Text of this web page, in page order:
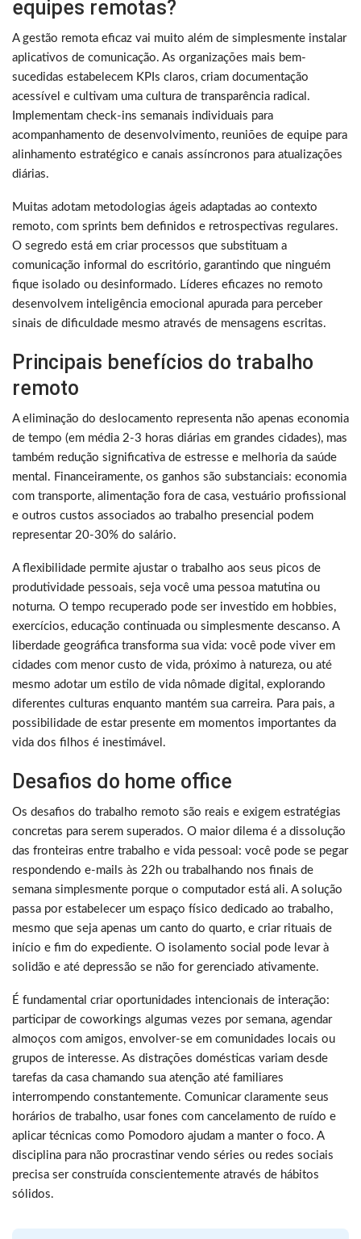
equipes remotas?
A gestão remota eficaz vai muito além de simplesmente instalar
aplicativos de comunicação. As organizações mais bem-
sucedidas estabelecem KPIs claros, criam documentação
acessível e cultivam uma cultura de transparência radical.
Implementam check-ins semanais individuais para
acompanhamento de desenvolvimento, reuniões de equipe para
alinhamento estratégico e canais assíncronos para atualizações
diárias.
Muitas adotam metodologias ágeis adaptadas ao contexto
remoto, com sprints bem definidos e retrospectivas regulares.
O segredo está em criar processos que substituam a
comunicação informal do escritório, garantindo que ninguém
fique isolado ou desinformado. Líderes eficazes no remoto
desenvolvem inteligência emocional apurada para perceber
sinais de dificuldade mesmo através de mensagens escritas.
Principais benefícios do trabalho
remoto
A eliminação do deslocamento representa não apenas economia
de tempo (em média 2-3 horas diárias em grandes cidades), mas
também redução significativa de estresse e melhoria da saúde
mental. Financeiramente, os ganhos são substanciais: economia
com transporte, alimentação fora de casa, vestuário profissional
e outros custos associados ao trabalho presencial podem
representar 20-30% do salário.
A flexibilidade permite ajustar o trabalho aos seus picos de
produtividade pessoais, seja você uma pessoa matutina ou
noturna. O tempo recuperado pode ser investido em hobbies,
exercícios, educação continuada ou simplesmente descanso. A
liberdade geográfica transforma sua vida: você pode viver em
cidades com menor custo de vida, próximo à natureza, ou até
mesmo adotar um estilo de vida nômade digital, explorando
diferentes culturas enquanto mantém sua carreira. Para pais, a
possibilidade de estar presente em momentos importantes da
vida dos filhos é inestimável.
Desafios do home office
Os desafios do trabalho remoto são reais e exigem estratégias
concretas para serem superados. O maior dilema é a dissolução
das fronteiras entre trabalho e vida pessoal: você pode se pegar
respondendo e-mails às 22h ou trabalhando nos finais de
semana simplesmente porque o computador está ali. A solução
passa por estabelecer um espaço físico dedicado ao trabalho,
mesmo que seja apenas um canto do quarto, e criar rituais de
início e fim do expediente. O isolamento social pode levar à
solidão e até depressão se não for gerenciado ativamente.
É fundamental criar oportunidades intencionais de interação:
participar de coworkings algumas vezes por semana, agendar
almoços com amigos, envolver-se em comunidades locais ou
grupos de interesse. As distrações domésticas variam desde
tarefas da casa chamando sua atenção até familiares
interrompendo constantemente. Comunicar claramente seus
horários de trabalho, usar fones com cancelamento de ruído e
aplicar técnicas como Pomodoro ajudam a manter o foco. A
disciplina para não procrastinar vendo séries ou redes sociais
precisa ser construída conscientemente através de hábitos
sólidos.